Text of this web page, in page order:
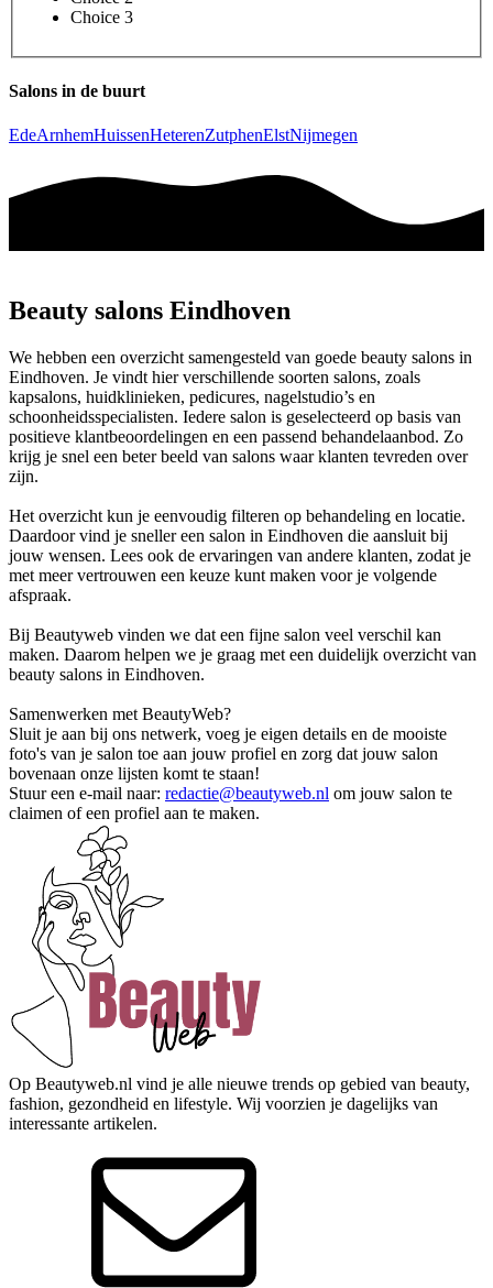
Choice 3
Salons in de buurt
EdeArnhemHuissenHeterenZutphenElstNijmegen
Beauty salons Eindhoven
We hebben een overzicht samengesteld van goede beauty salons in
Eindhoven. Je vindt hier verschillende soorten salons, zoals
kapsalons, huidklinieken, pedicures, nagelstudio’s en
schoonheidsspecialisten. Iedere salon is geselecteerd op basis van
positieve klantbeoordelingen en een passend behandelaanbod. Zo
krijg je snel een beter beeld van salons waar klanten tevreden over
zijn.
Het overzicht kun je eenvoudig filteren op behandeling en locatie.
Daardoor vind je sneller een salon in Eindhoven die aansluit bij
jouw wensen. Lees ook de ervaringen van andere klanten, zodat je
met meer vertrouwen een keuze kunt maken voor je volgende
afspraak.
Bij Beautyweb vinden we dat een fijne salon veel verschil kan
maken. Daarom helpen we je graag met een duidelijk overzicht van
beauty salons in Eindhoven.
Samenwerken met BeautyWeb?
Sluit je aan bij ons netwerk, voeg je eigen details en de mooiste
foto's van je salon toe aan jouw profiel en zorg dat jouw salon
bovenaan onze lijsten komt te staan!
Stuur een e-mail naar: redactie@beautyweb.nl om jouw salon te
claimen of een profiel aan te maken.
Op Beautyweb.nl vind je alle nieuwe trends op gebied van beauty,
fashion, gezondheid en lifestyle. Wij voorzien je dagelijks van
interessante artikelen.